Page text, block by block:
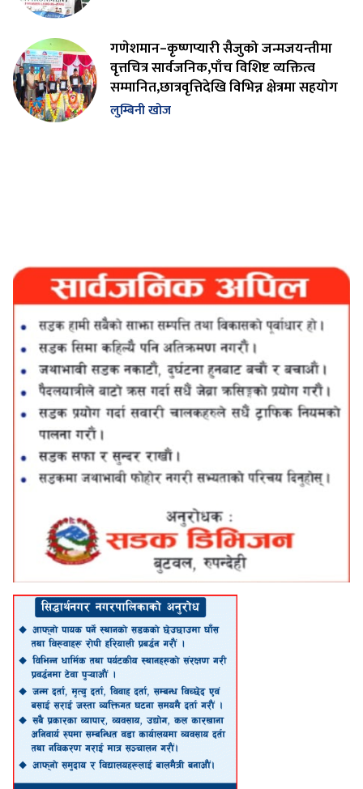
गणेशमान–कृष्णप्यारी सैजुको जन्मजयन्तीमा
वृत्तचित्र सार्वजनिक,पाँच विशिष्ट व्यक्तित्व
सम्मानित,छात्रवृत्तिदेखि विभिन्न क्षेत्रमा सहयोग
लुम्बिनी खोज